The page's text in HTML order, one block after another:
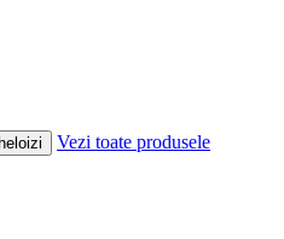
Vezi toate produsele